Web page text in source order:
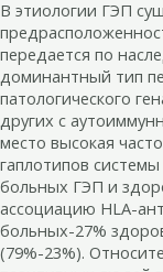
В этиологии ГЭП
передается по
доминантный тип
патологического
других с
место высокая
гаплотипов
больных ГЭП и
ассоциацию HLA-
больных-27%
(79%-23%).